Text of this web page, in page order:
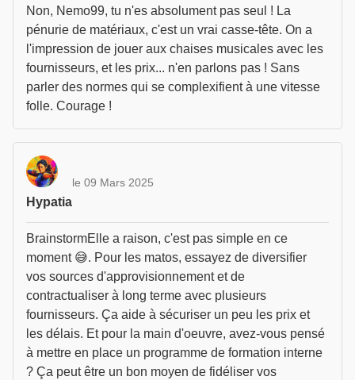
Non, Nemo99, tu n'es absolument pas seul ! La
pénurie de matériaux, c'est un vrai casse-tête. On a
l'impression de jouer aux chaises musicales avec les
fournisseurs, et les prix... n'en parlons pas ! Sans
parler des normes qui se complexifient à une vitesse
folle. Courage !
Hypatia
le 09 Mars 2025
BrainstormElle a raison, c'est pas simple en ce
moment 😅. Pour les matos, essayez de diversifier
vos sources d'approvisionnement et de
contractualiser à long terme avec plusieurs
fournisseurs. Ça aide à sécuriser un peu les prix et
les délais. Et pour la main d'oeuvre, avez-vous pensé
à mettre en place un programme de formation interne
? Ça peut être un bon moyen de fidéliser vos